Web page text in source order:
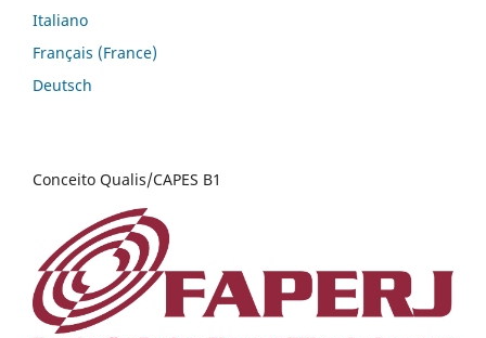
Italiano
Français (France)
Deutsch
Conceito Qualis/CAPES B1